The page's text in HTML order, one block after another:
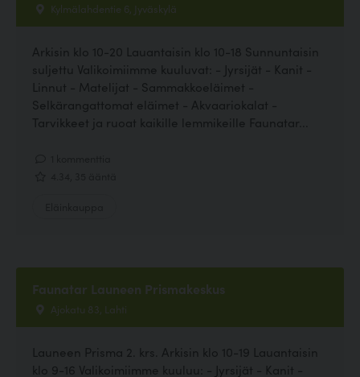
Kylmälahdentie 6, Jyväskylä
Arkisin klo 10-20 Lauantaisin klo 10-18 Sunnuntaisin
suljettu Valikoimiimme kuuluvat: - Jyrsijät - Kanit -
Linnut - Matelijat - Sammakkoeläimet -
Selkärangattomat eläimet - Akvaariokalat -
Tarvikkeet ja ruoat kaikille lemmikeille Faunatar...
Faunatar Launeen Prismakeskus
Ajokatu 83, Lahti
Launeen Prisma 2. krs. Arkisin klo 10-19 Lauantaisin
klo 9-16 Valikoimiimme kuuluu: - Jyrsijät - Kanit -